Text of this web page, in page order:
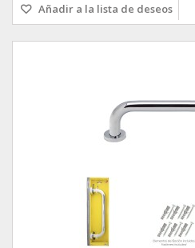
Añadir a la lista de deseos